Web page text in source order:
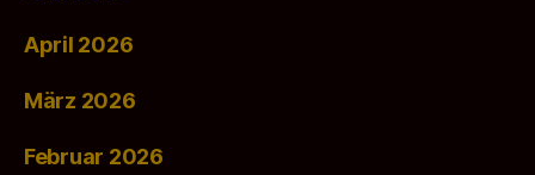
April 2026
März 2026
Februar 2026